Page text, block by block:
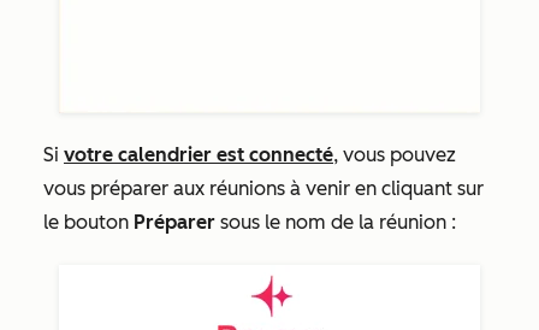
Si votre calendrier est connecté, vous pouvez
vous préparer aux réunions à venir en cliquant sur
le bouton Préparer sous le nom de la réunion :